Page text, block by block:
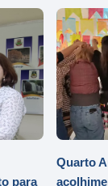
para
Quarto